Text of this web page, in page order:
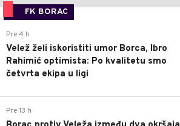
FK BORAC
Pre 4 h
Velež želi iskoristiti umor Borca, Ibro
Rahimić optimista: Po kvalitetu smo
četvrta ekipa u ligi
Pre 13 h